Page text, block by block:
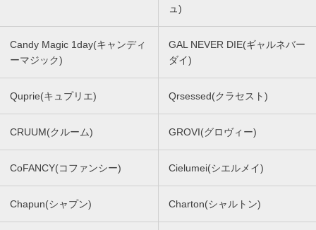
ュ)
Candy Magic 1day(キャンディ
ーマジック)
GAL NEVER DIE(ギャルネバー
ダイ)
Quprie(キュプリエ) Qrsessed(クラセスト)
CRUUM(クルーム) GROVI(グロヴィー)
CoFANCY(コファンシー) Cielumei(シエルメイ)
Chapun(シャプン) Charton(シャルトン)